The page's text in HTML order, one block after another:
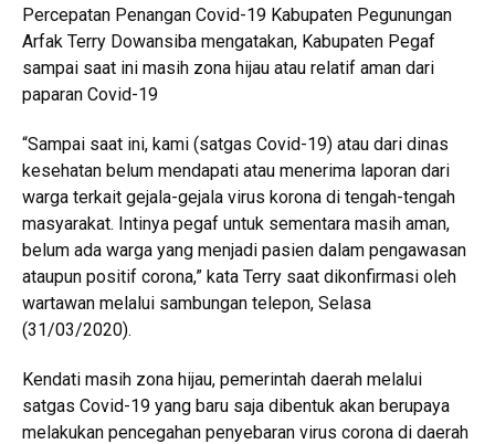
Percepatan Penangan Covid-19 Kabupaten Pegunungan
Arfak Terry Dowansiba mengatakan, Kabupaten Pegaf
sampai saat ini masih zona hijau atau relatif aman dari
paparan Covid-19
“Sampai saat ini, kami (satgas Covid-19) atau dari dinas
kesehatan belum mendapati atau menerima laporan dari
warga terkait gejala-gejala virus korona di tengah-tengah
masyarakat. Intinya pegaf untuk sementara masih aman,
belum ada warga yang menjadi pasien dalam pengawasan
ataupun positif corona,” kata Terry saat dikonfirmasi oleh
wartawan melalui sambungan telepon, Selasa
(31/03/2020).
Kendati masih zona hijau, pemerintah daerah melalui
satgas Covid-19 yang baru saja dibentuk akan berupaya
melakukan pencegahan penyebaran virus corona di daerah